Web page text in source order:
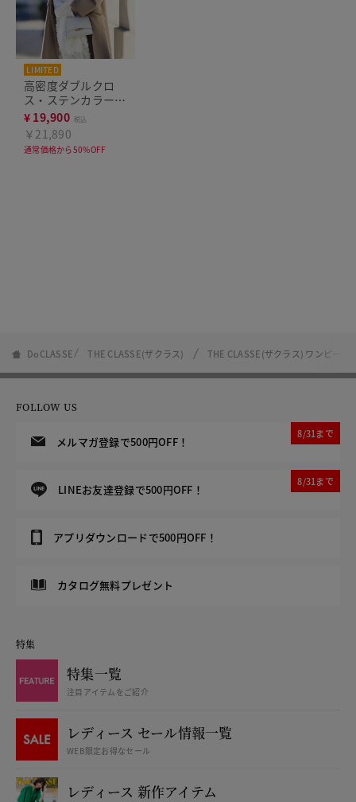
LIMITED
高密度ダブルクロ
ス・ステンカラーコ
ート
¥ 19,900 税込
￥21,890
通常価格から50%OFF
DoCLASSE THE CLASSE(ザクラス) THE CLASSE(ザクラス) ワンピース
FOLLOW US
メルマガ登録で500円OFF！
8/31まで
LINEお友達登録で500円OFF！
8/31まで
アプリダウンロードで500円OFF！
カタログ無料プレゼント
特集
特集一覧
注目アイテムをご紹介
レディース セール情報一覧
WEB限定お得なセール
レディース 新作アイテム